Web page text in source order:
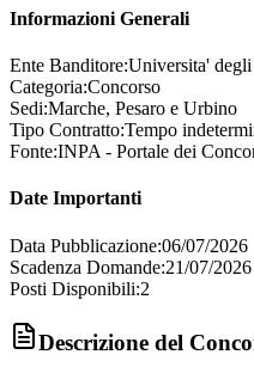
Informazioni Generali
Ente Banditore:Universita'
Categoria:Concorso
Sedi:Marche, Pesaro e Urbino
Tipo Contratto:Tempo
Fonte:INPA - Portale dei
Date Importanti
Data Pubblicazione:06/07/2026
Scadenza Domande:21/07/2026
Posti Disponibili:2
Descrizione del